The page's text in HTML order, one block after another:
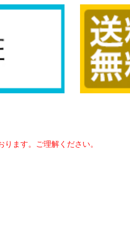
ます。ご理解ください。